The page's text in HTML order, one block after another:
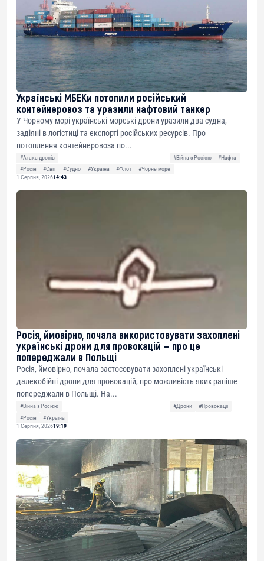
Українські МБЕКи потопили російський
контейнеровоз та уразили нафтовий танкер
У Чорному морі українські морські дрони уразили два судна,
задіяні в логістиці та експорті російських ресурсів. Про
потоплення контейнеровоза по...
#Атака дронів #Війна з Росією
#Нафта
#Росія
#Світ #Судно #Україна #Флот
#Чорне море
1 Серпня, 202614:43
Росія, ймовірно, почала використовувати захоплені
українські дрони для провокацій — про це
попереджали в Польщі
Росія, ймовірно, почала застосовувати захоплені українські
далекобійні дрони для провокацій, про можливість яких раніше
попереджали в Польщі. На...
#Війна з Росією #Дрони
#Провокації
#Росія
#Україна
1 Серпня, 202619:19